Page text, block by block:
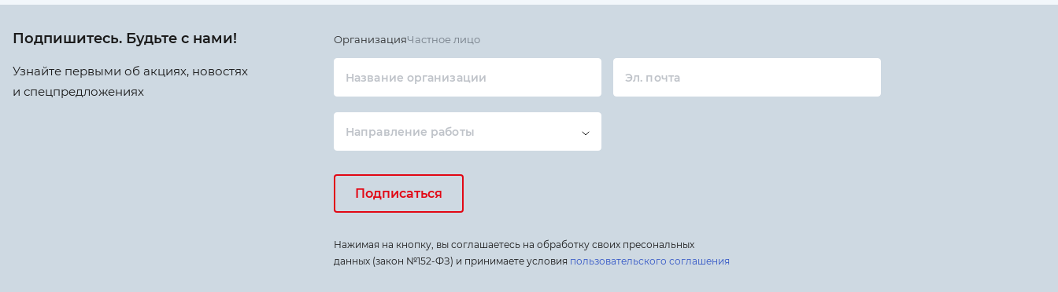
Подпишитесь. Будьте с нами!
Узнайте первыми об акциях, новостях
и спецпредложениях
ОрганизацияЧастное лицо
Название организации Эл. почта
Направление работы
Подписаться
Нажимая на кнопку, вы соглашаетесь на обработку своих пресональных
данных (закон №152-ФЗ) и принимаете условия пользовательского соглашения